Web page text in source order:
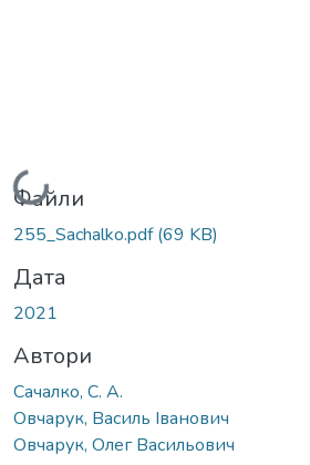
Вантажиться...
Файли
255_Sachalko.pdf(69 KB)
Дата
2021
Автори
Сачалко, С. А.
Овчарук, Василь Іванович
Овчарук, Олег Васильович